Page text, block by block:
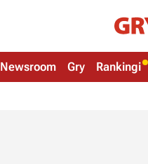
Newsroom Gry Rankingi